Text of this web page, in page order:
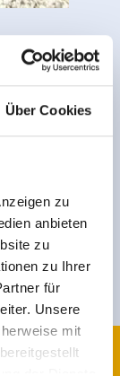
Über Cookies
zu
anbieten
zu
zu Ihrer
für
Unsere
mit